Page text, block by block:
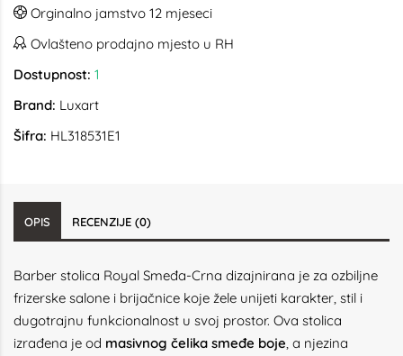
Orginalno jamstvo 12 mjeseci
Ovlašteno prodajno mjesto u RH
Dostupnost: 1
Brand: Luxart
Šifra: HL318531E1
OPIS RECENZIJE (0)
Barber stolica Royal Smeđa-Crna dizajnirana je za ozbiljne
frizerske salone i brijačnice koje žele unijeti karakter, stil i
dugotrajnu funkcionalnost u svoj prostor. Ova stolica
izrađena je od masivnog čelika smeđe boje, a njezina